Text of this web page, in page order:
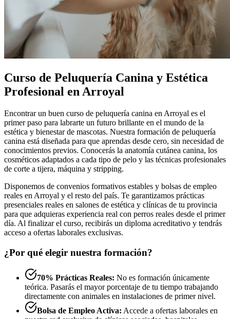
Curso de Peluquería Canina y Estética
Profesional en Arroyal
Encontrar un buen curso de peluquería canina en Arroyal es el
primer paso para labrarte un futuro brillante en el mundo de la
estética y bienestar de mascotas. Nuestra formación de peluquería
canina está diseñada para que aprendas desde cero, sin necesidad de
conocimientos previos. Conocerás la anatomía cutánea canina, los
cosméticos adaptados a cada tipo de pelo y las técnicas profesionales
de corte a tijera, máquina y stripping.
Disponemos de convenios formativos estables y bolsas de empleo
reales en Arroyal y el resto del país. Te garantizamos prácticas
presenciales reales en salones de estética y clínicas de tu provincia
para que adquieras experiencia real con perros reales desde el primer
día. Al finalizar el curso, recibirás un diploma acreditativo y tendrás
acceso a ofertas laborales exclusivas.
¿Por qué elegir nuestra formación?
70% Prácticas Reales: No es formación únicamente
teórica. Pasarás el mayor porcentaje de tu tiempo trabajando
directamente con animales en instalaciones de primer nivel.
Bolsa de Empleo Activa: Accede a ofertas laborales en